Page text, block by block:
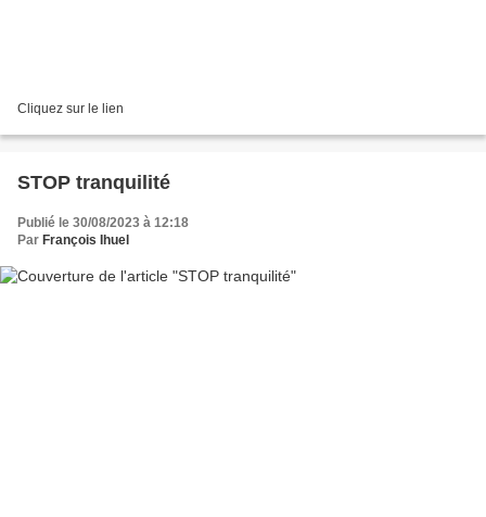
Cliquez sur le lien
STOP tranquilité
Publié le 30/08/2023 à 12:18
Par François Ihuel